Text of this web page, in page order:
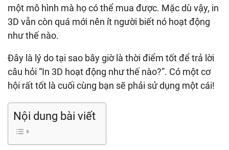
một mô hình mà họ có thể mua được. Mặc dù vậy, in
3D vẫn còn quá mới nên ít người biết nó hoạt động
như thế nào.
Đây là lý do tại sao bây giờ là thời điểm tốt để trả lời
câu hỏi “In 3D hoạt động như thế nào?”. Có một cơ
hội rất tốt là cuối cùng bạn sẽ phải sử dụng một cái!
Nội dung bài viết